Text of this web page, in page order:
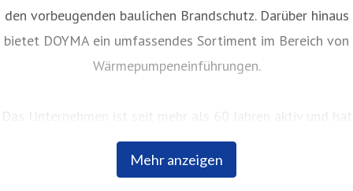
Mehr anzeigen
den vorbeugenden baulichen Brandschutz. Darüber hinaus
bietet DOYMA ein umfassendes Sortiment im Bereich von
Wärmepumpeneinführungen.
Das Unternehmen ist seit mehr als 60 Jahren aktiv und hat
sich seither kontinuierlich bei Planern, Fachhändlern und
Bauherren einen hervorragenden Ruf erarbeitet. Innovative